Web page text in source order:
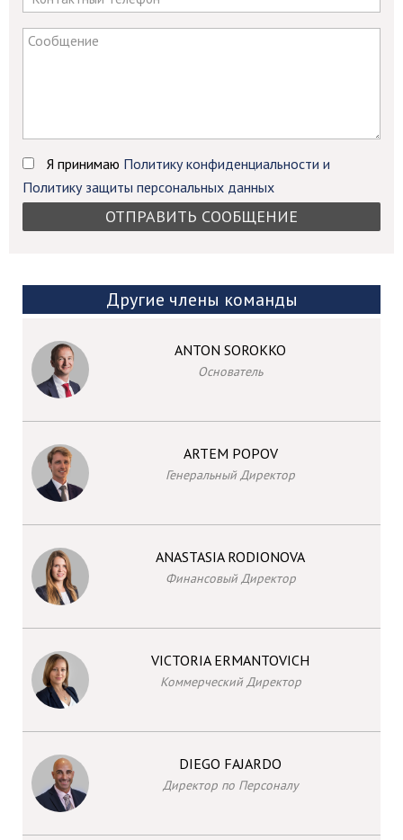
this
field
Я принимаю Политику конфиденциальности и
Политику защиты персональных данных
Другие члены команды
ANTON SOROKKO
Основатель
ARTEM POPOV
Генеральный Директор
ANASTASIA RODIONOVA
Финансовый Директор
VICTORIA ERMANTOVICH
Коммерческий Директор
DIEGO FAJARDO
Директор по Персоналу